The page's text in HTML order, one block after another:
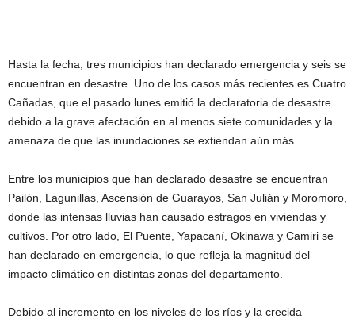
Hasta la fecha, tres municipios han declarado emergencia y seis se
encuentran en desastre. Uno de los casos más recientes es Cuatro
Cañadas, que el pasado lunes emitió la declaratoria de desastre
debido a la grave afectación en al menos siete comunidades y la
amenaza de que las inundaciones se extiendan aún más.
Entre los municipios que han declarado desastre se encuentran
Pailón, Lagunillas, Ascensión de Guarayos, San Julián y Moromoro,
donde las intensas lluvias han causado estragos en viviendas y
cultivos. Por otro lado, El Puente, Yapacaní, Okinawa y Camiri se
han declarado en emergencia, lo que refleja la magnitud del
impacto climático en distintas zonas del departamento.
Debido al incremento en los niveles de los ríos y la crecida